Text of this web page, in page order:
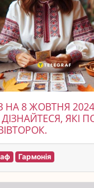
8 ЖОВТНЯ
ЯКІ
Гармонія